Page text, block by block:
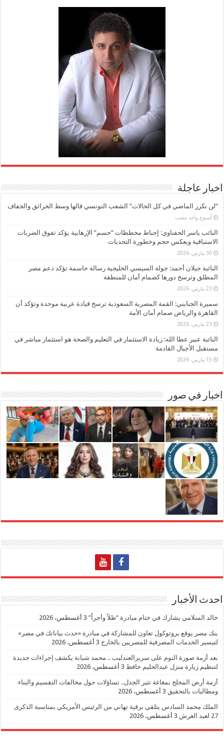
اخبار عاجلة
“لن نكرر الماضي في كل الحالات” الشعب التونسي قالها وسط الحرائق والجفاف
‏أسبوع واحد مضت
النائب ياسر الحفناوي: إحباط مخططات “حسم” الإرهابية يؤكد تفوق الضربات
الاستباقية ويعكس حجم وخطورة التحديات
30 مارس، 2026
النائبة جيلان أحمد: جولة السيسي الخليجية رسالة حاسمة تؤكد دعم مصر
المطلق وترسخ دورها كصمام أمان للمنطقة
23 مارس، 2026
سميرة الجنايني: القمة المصرية السعودية ترسخ قيادة عربية موحدة وتؤكد أن
القاهرة والرياض صمام أمان الأمة
23 مارس، 2026
النائبة عبير عطا الله: زيادة الاستثمار في التعليم والصحة هو استثمار مباشر في
مستقبل الأجيال القادمة
15 مارس، 2026
اخبار في صور
احدث الأخبار
خالد السلامي يشارك في ختام مبادرة “ظلاً وأجراً” 3 أغسطس، 2026
بنك مصر يوقع بروتوكول تعاون للمشاركة في مبادرة «حدث بياناتك في مصر»
لتيسير الخدمات المصرفية للمصريين بالخارج 3 أغسطس، 2026
بعد أزمة صورة النوم على سريرالعندليب .. محمد شبانة يكشف إجراءات جديدة
لتنظيم زيارة منزل عبدالحليم حافظ 3 أغسطس، 2026
أزمة أرض المحلج بمغاغة تثير الجدل.. تساؤلات حول مخالفات التقسيم والبناء
ومطالبات بالتحقيق 3 أغسطس، 2026
الملك محمد السادس يتلقي برقية تهاني من الرئيس الأمريكي بمناسبة الذكرى
27 لعيد العرش
3 أغسطس، 2026